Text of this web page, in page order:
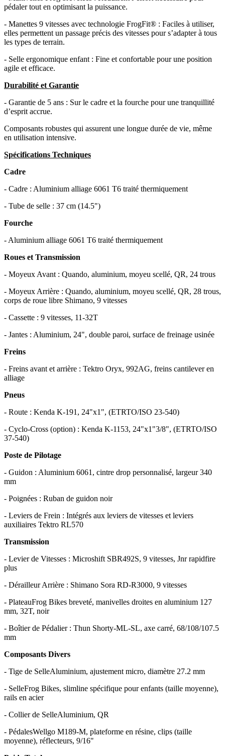
pédaler tout en optimisant la puissance.
- Manettes 9 vitesses avec technologie FrogFit® : Faciles à utiliser,
elles permettent un passage précis des vitesses pour s’adapter à tous
les types de terrain.
- Selle ergonomique enfant : Fine et confortable pour une position
agile et efficace.
Durabilité et Garantie
- Garantie de 5 ans : Sur le cadre et la fourche pour une tranquillité
d’esprit accrue.
Composants robustes qui assurent une longue durée de vie, même
en utilisation intensive.
Spécifications Techniques
Cadre
- Cadre : Aluminium alliage 6061 T6 traité thermiquement
- Tube de selle : 37 cm (14.5")
Fourche
- Aluminium alliage 6061 T6 traité thermiquement
Roues et Transmission
- Moyeux Avant : Quando, aluminium, moyeu scellé, QR, 24 trous
- Moyeux Arrière : Quando, aluminium, moyeu scellé, QR, 28 trous,
corps de roue libre Shimano, 9 vitesses
- Cassette : 9 vitesses, 11-32T
- Jantes : Aluminium, 24", double paroi, surface de freinage usinée
Freins
- Freins avant et arrière : Tektro Oryx, 992AG, freins cantilever en
alliage
Pneus
- Route : Kenda K-191, 24"x1", (ETRTO/ISO 23-540)
- Cyclo-Cross (option) : Kenda K-1153, 24"x1"3/8", (ETRTO/ISO
37-540)
Poste de Pilotage
- Guidon : Aluminium 6061, cintre drop personnalisé, largeur 340
mm
- Poignées : Ruban de guidon noir
- Leviers de Frein : Intégrés aux leviers de vitesses et leviers
auxiliaires Tektro RL570
Transmission
- Levier de Vitesses : Microshift SBR492S, 9 vitesses, Jnr rapidfire
plus
- Dérailleur Arrière : Shimano Sora RD-R3000, 9 vitesses
- PlateauFrog Bikes breveté, manivelles droites en aluminium 127
mm, 32T, noir
- Boîtier de Pédalier : Thun Shorty-ML-SL, axe carré, 68/108/107.5
mm
Composants Divers
- Tige de SelleAluminium, ajustement micro, diamètre 27.2 mm
- SelleFrog Bikes, slimline spécifique pour enfants (taille moyenne),
rails en acier
- Collier de SelleAluminium, QR
- PédalesWellgo M189-M, plateforme en résine, clips (taille
moyenne), réflecteurs, 9/16"